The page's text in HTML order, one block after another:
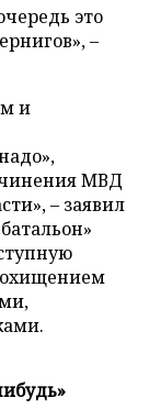
это
–
и
МВД
– заявил